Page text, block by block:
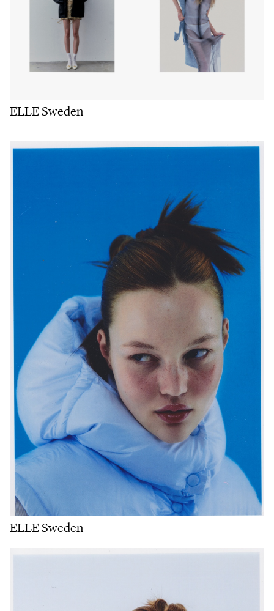
ELLE Sweden
ELLE Sweden